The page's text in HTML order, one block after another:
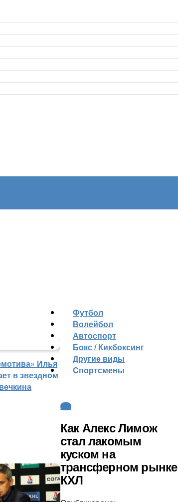
Илья
в звездном
Футбол
Волейбол
Автоспорт
Бокс / Кикбоксинг
Другие виды
Cпортсмены
КХЛ
Как Алекс Лимож
стал лакомым
куском на
трансферном рынке
КХЛ